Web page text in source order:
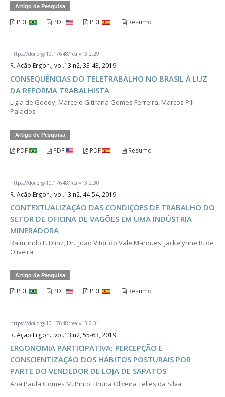
Artigo de Pesquisa
PDF PDF PDF Resumo
https://doi.org/10.17648/rea.v13i2.29
R. Ação Ergon., vol.13 n2, 33-43, 2019
CONSEQUÊNCIAS DO TELETRABALHO NO BRASIL À LUZ
DA REFORMA TRABALHISTA
Lígia de Godoy, Marcelo Gitirana Gomes Ferreira, Marcos Pili
Palacios
Artigo de Pesquisa
PDF PDF PDF Resumo
https://doi.org/10.17648/rea.v13i2.30
R. Ação Ergon., vol.13 n2, 44-54, 2019
CONTEXTUALIZAÇÃO DAS CONDIÇÕES DE TRABALHO DO
SETOR DE OFICINA DE VAGÕES EM UMA INDÚSTRIA
MINERADORA
Raimundo L. Diniz, Dr., João Vitor do Vale Marques, Jackelynne R. de
Oliveira
Artigo de Pesquisa
PDF PDF PDF Resumo
https://doi.org/10.17648/rea.v13i2.31
R. Ação Ergon., vol.13 n2, 55-63, 2019
ERGONOMIA PARTICIPATIVA: PERCEPÇÃO E
CONSCIENTIZAÇÃO DOS HÁBITOS POSTURAIS POR
PARTE DO VENDEDOR DE LOJA DE SAPATOS
Ana Paula Gomes M. Pinto, Bruna Oliveira Telles da Silva